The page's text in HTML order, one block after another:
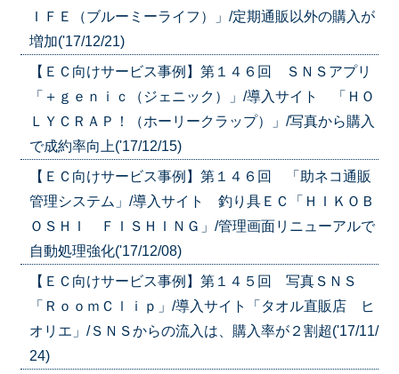
ＩＦＥ（ブルーミーライフ）」/定期通販以外の購入が
増加('17/12/21)
【ＥＣ向けサービス事例】第１４６回 ＳＮＳアプリ
「＋ｇｅｎｉｃ（ジェニック）」/導入サイト 「ＨＯ
ＬＹＣＲＡＰ！（ホーリークラップ）」/写真から購入
で成約率向上('17/12/15)
【ＥＣ向けサービス事例】第１４６回 「助ネコ通販
管理システム」/導入サイト 釣り具ＥＣ「ＨＩＫＯＢ
ＯＳＨＩ ＦＩＳＨＩＮＧ」/管理画面リニューアルで
自動処理強化('17/12/08)
【ＥＣ向けサービス事例】第１４５回 写真ＳＮＳ
「ＲｏｏｍＣｌｉｐ」/導入サイト「タオル直販店 ヒ
オリエ」/ＳＮＳからの流入は、購入率が２割超('17/11/
24)